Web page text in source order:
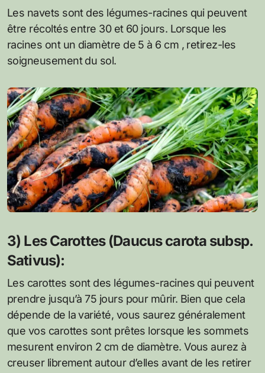
Les navets sont des légumes-racines qui peuvent
être récoltés entre 30 et 60 jours. Lorsque les
racines ont un diamètre de 5 à 6 cm , retirez-les
soigneusement du sol.
3) Les Carottes (Daucus carota subsp.
Sativus):
Les carottes sont des légumes-racines qui peuvent
prendre jusqu’à 75 jours pour mûrir. Bien que cela
dépende de la variété, vous saurez généralement
que vos carottes sont prêtes lorsque les sommets
mesurent environ 2 cm de diamètre. Vous aurez à
creuser librement autour d’elles avant de les retirer